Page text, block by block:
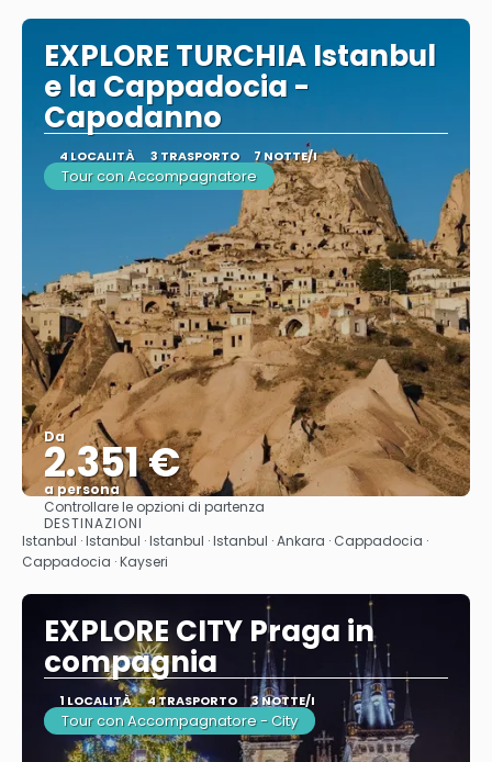
EXPLORE TURCHIA Istanbul
e la Cappadocia -
Capodanno
4 LOCALITÀ 3 TRASPORTO 7 NOTTE/I
Tour con Accompagnatore
Da
2.351 €
a persona
Vedere
Controllare le opzioni di partenza
DESTINAZIONI
Istanbul · Istanbul · Istanbul · Istanbul · Ankara · Cappadocia ·
Cappadocia · Kayseri
EXPLORE CITY Praga in
compagnia
1 LOCALITÀ 4 TRASPORTO 3 NOTTE/I
Tour con Accompagnatore - City